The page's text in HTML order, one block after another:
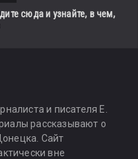
сюда и узнайте, в чем,
и писателя Е.
рассказывают о
Сайт
вне